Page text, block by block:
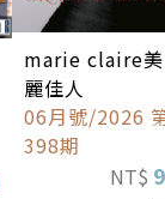
marie claire美
麗佳人
06月號/2026
398期
NT$